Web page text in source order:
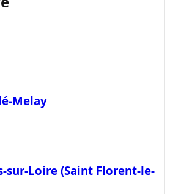
Melay
sur-Loire (Saint Florent-le-